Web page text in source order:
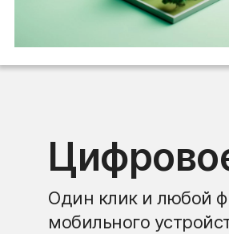
Один клик и любой
мобильного